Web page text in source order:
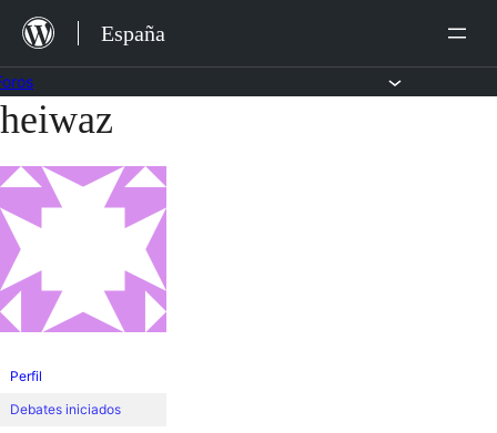
Saltar
contenido
España
Saltar
contenido
heiwaz
Perfil
Debates iniciados